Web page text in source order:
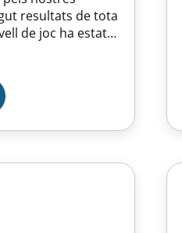
resultats de tota
de joc ha estat
de joc, pujades i
al
la